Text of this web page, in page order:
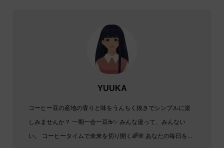
YUUKA
コーヒー豆の産地の香りと味をうんちく抜きでシンプルに楽
しみませんか？ 一期一会一豆☕✨️ みんな違って、みんない
い。 コーヒータイムで未来を切り開く🌈🌸 あなたの毎日を...